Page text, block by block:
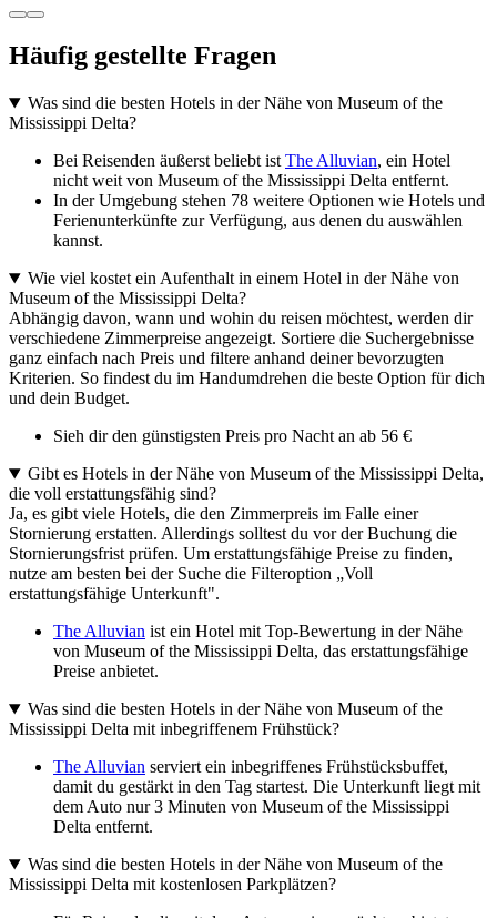
Häufig gestellte Fragen
Was sind die besten Hotels in der Nähe von Museum of the
Mississippi Delta?
Bei Reisenden äußerst beliebt ist The Alluvian, ein Hotel
nicht weit von Museum of the Mississippi Delta entfernt.
In der Umgebung stehen 78 weitere Optionen wie Hotels und
Ferienunterkünfte zur Verfügung, aus denen du auswählen
kannst.
Wie viel kostet ein Aufenthalt in einem Hotel in der Nähe von
Museum of the Mississippi Delta?
Abhängig davon, wann und wohin du reisen möchtest, werden dir
verschiedene Zimmerpreise angezeigt. Sortiere die Suchergebnisse
ganz einfach nach Preis und filtere anhand deiner bevorzugten
Kriterien. So findest du im Handumdrehen die beste Option für dich
und dein Budget.
Sieh dir den günstigsten Preis pro Nacht an ab 56 €
Gibt es Hotels in der Nähe von Museum of the Mississippi Delta,
die voll erstattungsfähig sind?
Ja, es gibt viele Hotels, die den Zimmerpreis im Falle einer
Stornierung erstatten. Allerdings solltest du vor der Buchung die
Stornierungsfrist prüfen. Um erstattungsfähige Preise zu finden,
nutze am besten bei der Suche die Filteroption „Voll
erstattungsfähige Unterkunft".
The Alluvian ist ein Hotel mit Top-Bewertung in der Nähe
von Museum of the Mississippi Delta, das erstattungsfähige
Preise anbietet.
Was sind die besten Hotels in der Nähe von Museum of the
Mississippi Delta mit inbegriffenem Frühstück?
The Alluvian serviert ein inbegriffenes Frühstücksbuffet,
damit du gestärkt in den Tag startest. Die Unterkunft liegt mit
dem Auto nur 3 Minuten von Museum of the Mississippi
Delta entfernt.
Was sind die besten Hotels in der Nähe von Museum of the
Mississippi Delta mit kostenlosen Parkplätzen?